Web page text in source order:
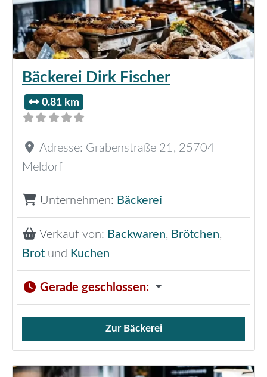
Bäckerei Dirk Fischer
0.81 km
Adresse: Grabenstraße 21, 25704
Meldorf
Unternehmen: Bäckerei
Verkauf von: Backwaren, Brötchen,
Brot und Kuchen
Gerade geschlossen:
Verkauf von Brötchen,
Zur Bäckerei